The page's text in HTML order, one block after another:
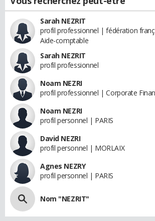
Sarah NEZRIT
profil professionnel | fédération
Aide-comptable
Sarah NEZRIT
profil professionnel
Noam NEZRI
profil professionnel | Corporate
Noam NEZRI
profil personnel | PARIS
David NEZRI
profil personnel | MORLAIX
Agnes NEZRY
profil personnel | PARIS
Nom "NEZRIT"